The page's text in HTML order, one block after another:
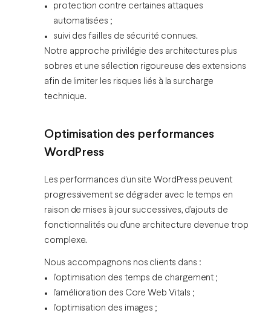
protection contre certaines attaques
automatisées ;
suivi des failles de sécurité connues.
Notre approche privilégie des architectures plus
sobres et une sélection rigoureuse des extensions
afin de limiter les risques liés à la surcharge
technique.
Optimisation des performances
WordPress
Les performances d’un site WordPress peuvent
progressivement se dégrader avec le temps en
raison de mises à jour successives, d’ajouts de
fonctionnalités ou d’une architecture devenue trop
complexe.
Nous accompagnons nos clients dans :
l’optimisation des temps de chargement ;
l’amélioration des Core Web Vitals ;
l’optimisation des images ;